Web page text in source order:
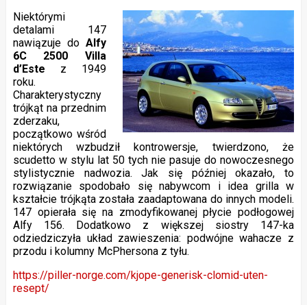
Niektórymi
detalami 147
nawiązuje doAlfy
6C 2500 Villa
d’Este z 1949
roku.
Charakterystyczny
trójkąt na przednim
zderzaku,
początkowo wśród
niektórych wzbudził kontrowersje, twierdzono, że
scudetto w stylu lat 50 tych nie pasuje do nowoczesnego
stylistycznie nadwozia. Jak się później okazało, to
rozwiązanie spodobało się nabywcom i idea grilla w
kształcie trójkąta została zaadaptowana do innych modeli.
147 opierała się na zmodyfikowanej płycie podłogowej
Alfy 156. Dodatkowo z większej siostry 147-ka
odziedziczyła układ zawieszenia: podwójne wahacze z
przodu i kolumny McPhersona z tyłu.
https://piller-norge.com/kjope-generisk-clomid-uten-
resept/